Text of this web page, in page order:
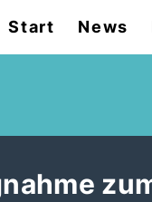
Start News